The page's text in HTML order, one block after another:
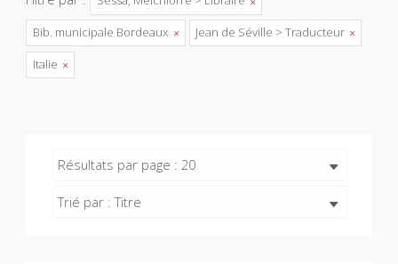
Bib. municipale Bordeaux
Jean de Séville > Traducteur
Italie
Résultats par page : 20
Trié par : Titre